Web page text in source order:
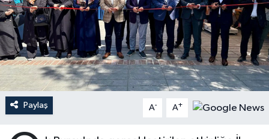
Paylaş A- A+
Ardahan Müftülüğü
Artvin Müftülüğü
Aydın Müftülüğü
Balıkesir Müftülüğü
Kudüs
Kurban
Mukabele
Peygamberimizin Hayatı
Hutbeler
DİYANET AKADEMİ
DİYANET GENÇLİK
DİYANET RADYO/TV